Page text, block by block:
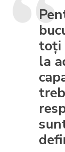
toți
la